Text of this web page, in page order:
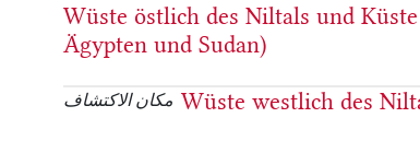
Wüste östlich des Niltals und
Ägypten und Sudan)
مكان الاكتشاف Wüste westlich des